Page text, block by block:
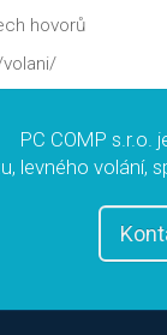
hovorů
PC COMP s.r.o.
levného volání,